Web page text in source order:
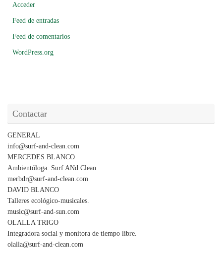
Acceder
Feed de entradas
Feed de comentarios
WordPress.org
Contactar
GENERAL
info@surf-and-clean.com
MERCEDES BLANCO
Ambientóloga: Surf ANd Clean
merbdr@surf-and-clean.com
DAVID BLANCO
Talleres ecológico-musicales.
music@surf-and-sun.com
OLALLA TRIGO
Integradora social y monitora de tiempo libre.
olalla@surf-and-clean.com